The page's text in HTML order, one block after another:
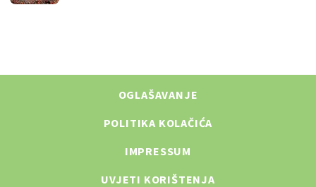
OGLAŠAVANJE
POLITIKA KOLAČIĆA
IMPRESSUM
UVJETI KORIŠTENJA